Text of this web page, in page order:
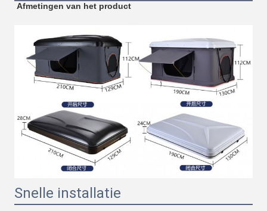
Afmetingen van het product
Snelle installatie